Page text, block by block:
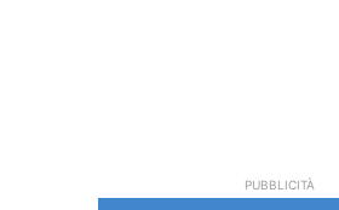
PUBBLICITÀ